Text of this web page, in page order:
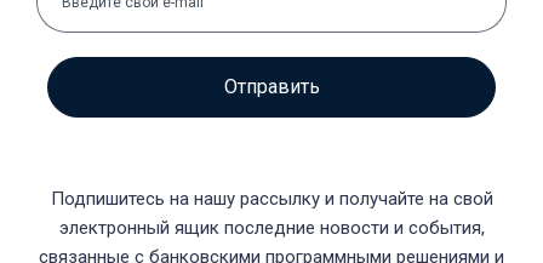
Отправить
Подпишитесь на нашу рассылку и получайте на свой
электронный ящик последние новости и события,
связанные с банковскими программными решениями и